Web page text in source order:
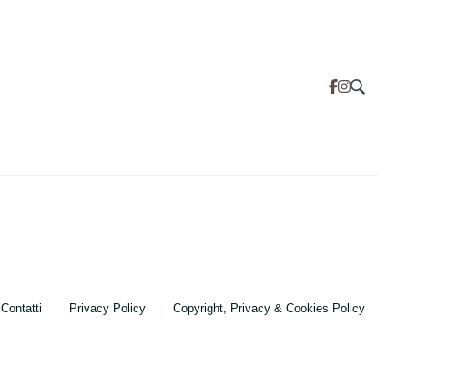
Contatti Privacy Policy Copyright, Privacy & Cookies Policy